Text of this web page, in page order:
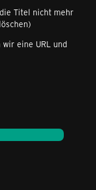
Titel nicht mehr
eine URL und